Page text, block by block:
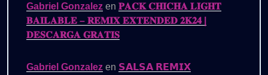
Gabriel Gonzalez en 𝐏𝐀𝐂𝐊 𝐂𝐇𝐈𝐂𝐇𝐀 𝐋𝐈𝐆𝐇𝐓
𝐁𝐀𝐈𝐋𝐀𝐁𝐋𝐄 – 𝐑𝐄𝐌𝐈𝐗 𝐄𝐗𝐓𝐄𝐍𝐃𝐄𝐃 𝟐𝐊𝟐𝟒 |
𝐃𝐄𝐒𝐂𝐀𝐑𝐆𝐀 𝐆𝐑𝐀𝐓𝐈𝐒
Gabriel Gonzalez en 𝗦𝗔𝗟𝗦𝗔 𝗥𝗘𝗠𝗜𝗫